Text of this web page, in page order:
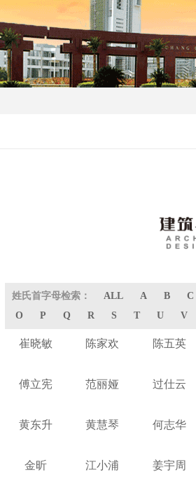
姓氏首字母检索： ALL A B C
O
P Q R S T U V
崔晓敏 陈家欢 陈五英
傅立宪 范丽娅 过仕云
黄东升 黄慧琴 何志华
金昕 江小浦 姜宇周